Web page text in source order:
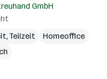
GmbH
Teilzeit
Homeoffice